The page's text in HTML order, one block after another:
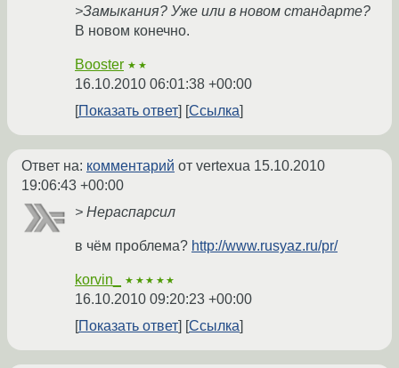
>Замыкания? Уже или в новом стандарте?
В новом конечно.
Booster ★★
16.10.2010 06:01:38 +00:00
Показать ответ
Ссылка
Ответ на: комментарий от vertexua 15.10.2010
19:06:43 +00:00
> Нераспарсил
в чём проблема? http://www.rusyaz.ru/pr/
korvin_ ★★★★★
16.10.2010 09:20:23 +00:00
Показать ответ
Ссылка